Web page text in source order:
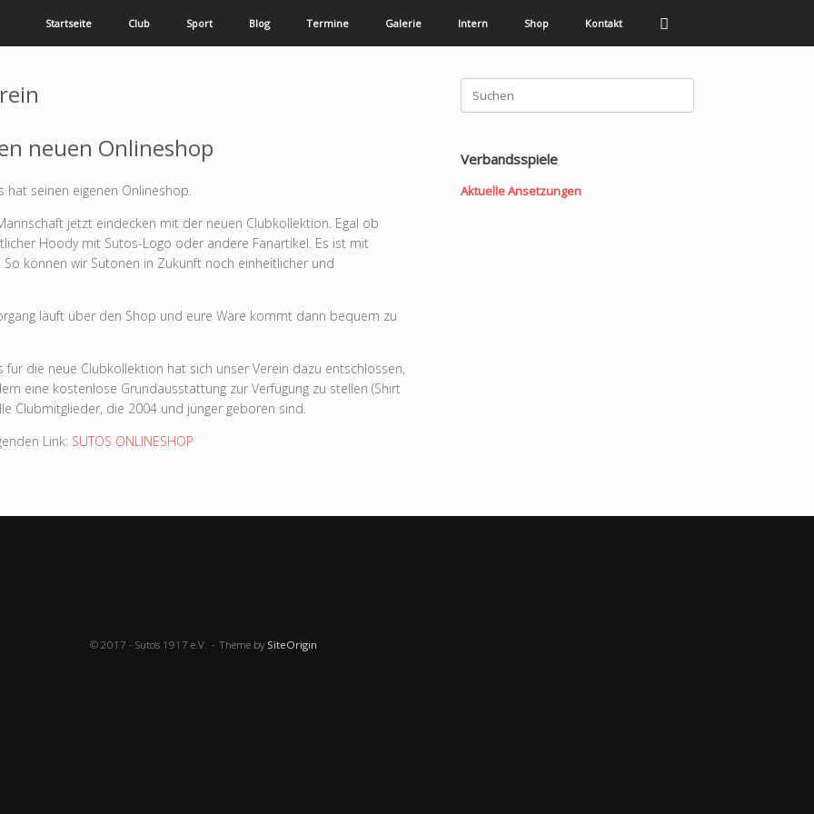
Startseite Club Sport Blog Termine Galerie Intern Shop Kontakt
neuen Onlineshop
hat seinen eigenen Onlineshop.
jetzt eindecken mit der neuen Clubkollektion. Egal ob
Hoody mit Sutos-Logo oder andere Fanartikel. Es ist mit
können wir Sutonen in Zukunft noch einheitlicher und
läuft über den Shop und eure Ware kommt dann bequem zu
für die neue Clubkollektion hat sich unser Verein dazu entschlossen,
eine kostenlose Grundausstattung zur Verfügung zu stellen (Shirt
Clubmitglieder, die 2004 und jünger geboren sind.
Link: SUTOS ONLINESHOP
Suchen
nach:
Verbandsspiele
Aktuelle Ansetzungen
© 2017 - Sutos 1917 e.V. Theme by SiteOrigin